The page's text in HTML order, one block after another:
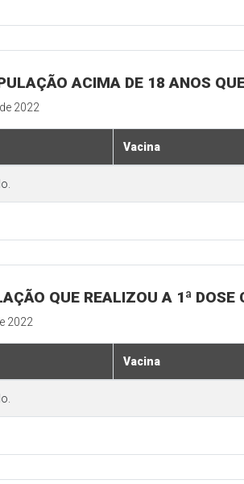
ACIMA DE 18 ANOS
2022
Vacina
QUE REALIZOU A 1ª
2022
Vacina